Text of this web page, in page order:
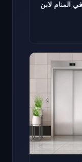
المنام لابن